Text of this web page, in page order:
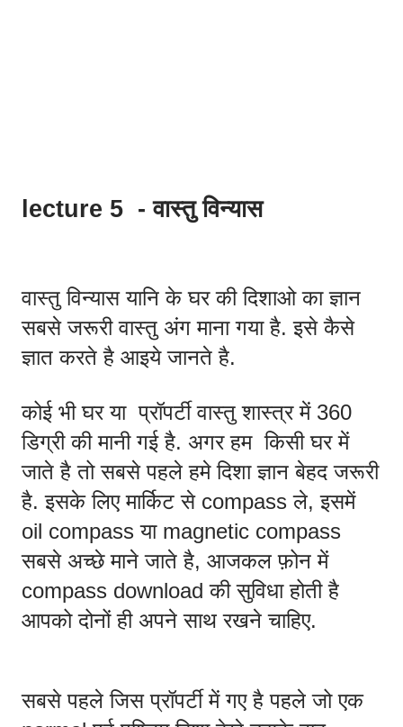
lecture 5  - वास्तु विन्यास
वास्तु विन्यास यानि के घर की दिशाओ का ज्ञान
सबसे जरूरी वास्तु अंग माना गया है. इसे कैसे
ज्ञात करते है आइये जानते है.
कोई भी घर या  प्रॉपर्टी वास्तु शास्त्र में 360
डिग्री की मानी गई है. अगर हम  किसी घर में
जाते है तो सबसे पहले हमे दिशा ज्ञान बेहद जरूरी
है. इसके लिए मार्किट से compass ले, इसमें
oil compass या magnetic compass
सबसे अच्छे माने जाते है, आजकल फ़ोन में
compass download की सुविधा होती है
आपको दोनों ही अपने साथ रखने चाहिए.
सबसे पहले जिस प्रॉपर्टी में गए है पहले जो एक